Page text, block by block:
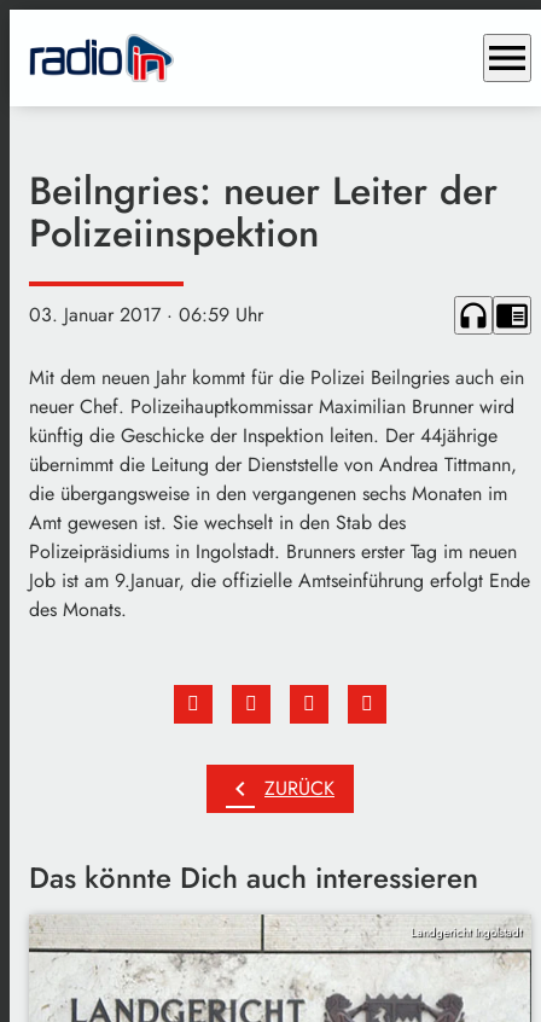
menu
Beilngries: neuer Leiter der
Polizeiinspektion
03. Januar 2017 · 06:59 Uhr headphones chrome_reader_mode
Mit dem neuen Jahr kommt für die Polizei Beilngries auch ein
neuer Chef. Polizeihauptkommissar Maximilian Brunner wird
künftig die Geschicke der Inspektion leiten. Der 44jährige
übernimmt die Leitung der Dienststelle von Andrea Tittmann,
die übergangsweise in den vergangenen sechs Monaten im
Amt gewesen ist. Sie wechselt in den Stab des
Polizeipräsidiums in Ingolstadt. Brunners erster Tag im neuen
Job ist am 9.Januar, die offizielle Amtseinführung erfolgt Ende
des Monats.
chevron_left ZURÜCK
Das könnte Dich auch interessieren
Landgericht Ingolstadt